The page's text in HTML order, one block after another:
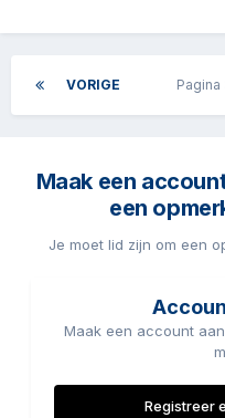
VORIGE Pagina
Maak een
een
Je moet lid zijn om een
Maak een account
Registreer